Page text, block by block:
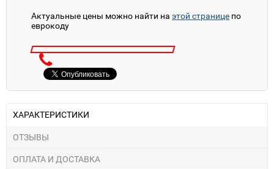
Актуальные цены можно найти на этой странице по
еврокоду
ХАРАКТЕРИСТИКИ
ОТЗЫВЫ
ОПЛАТА И ДОСТАВКА